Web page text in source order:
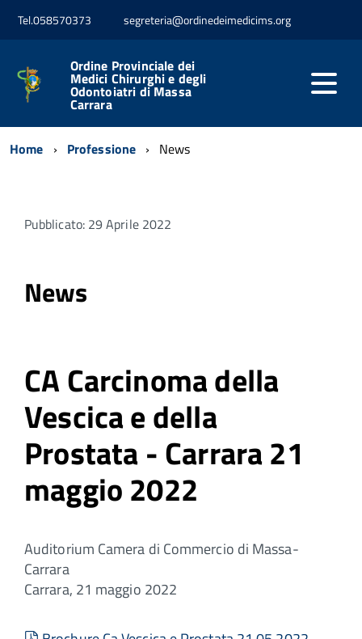
Tel.058570373 segreteria@ordinedeimedicims.org
Ordine Provinciale dei
Medici Chirurghi e degli
Odontoiatri di Massa
Carrara
Home Professione News
Pubblicato: 29 Aprile 2022
News
CA Carcinoma della
Vescica e della
Prostata - Carrara 21
maggio 2022
Auditorium Camera di Commercio di Massa-
Carrara
Carrara, 21 maggio 2022